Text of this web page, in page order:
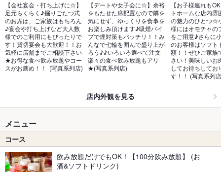
【会社宴会・打ち上げに☆】
足元らくらく♪掘りごたつ式
のお席は、ご家族はもちろん
♪宴会や打ち上げなど大人数
様でのご利用にもぴったりで
す！貸切宴会も大歓迎！！お
気軽に店舗までご相談下さい
★お得な食べ飲み放題やコー
スがお薦め！！  (写真系列店)
【デートや女子会に☆】余裕
をもたせた席配置なので隣を
気にせず、ゆっくりを食事を
お楽しみ頂けます♪吸煙パイ
プで煙対策もバッチリ！！み
んなで七輪を囲んで盛り上が
ろう♪♪いろいろ選べて注文
楽々の食べ飲み放題もアリ
★(写真系列店)
【お子様連れも
トホームな店内雰
の魅力のひとつ☆
様にはオモチャの
をご用意♪さらに
のお客様はソフト
額！！ぜひご家族
さい！美味しいお
してお待ちしてお
す！！ (写真系列
店内外観を見る
メニュー
コース
飲み放題だけでもOK！【100分飲み放題】 (お
酒&ソフトドリンク)